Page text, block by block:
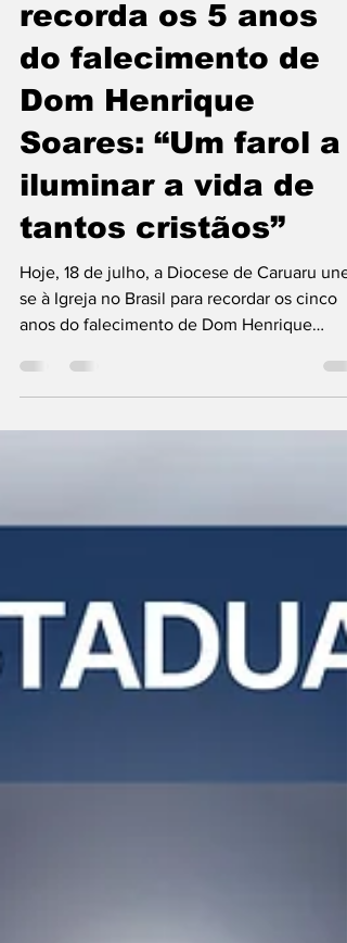
Diocese de Caruaru
recorda os 5 anos
do falecimento de
Dom Henrique
Soares: “Um farol a
iluminar a vida de
tantos cristãos”
Hoje, 18 de julho, a Diocese de Caruaru une-
se à Igreja no Brasil para recordar os cinco
anos do falecimento de Dom Henrique